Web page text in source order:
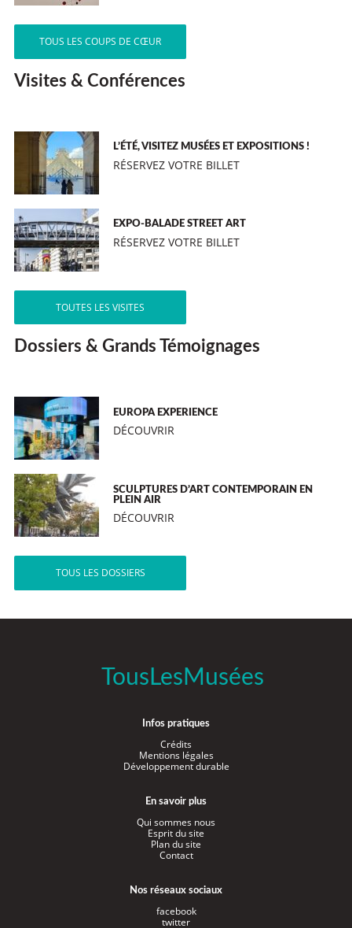
TOUS LES COUPS DE CŒUR
Visites & Conférences
L’ÉTÉ, VISITEZ MUSÉES ET EXPOSITIONS !
RÉSERVEZ VOTRE BILLET
EXPO-BALADE STREET ART
RÉSERVEZ VOTRE BILLET
TOUTES LES VISITES
Dossiers & Grands Témoignages
EUROPA EXPERIENCE
DÉCOUVRIR
SCULPTURES D’ART CONTEMPORAIN EN
PLEIN AIR
DÉCOUVRIR
TOUS LES DOSSIERS
TousLesMusées
Infos pratiques
Crédits
Mentions légales
Développement durable
En savoir plus
Qui sommes nous
Esprit du site
Plan du site
Contact
Nos réseaux sociaux
facebook
twitter